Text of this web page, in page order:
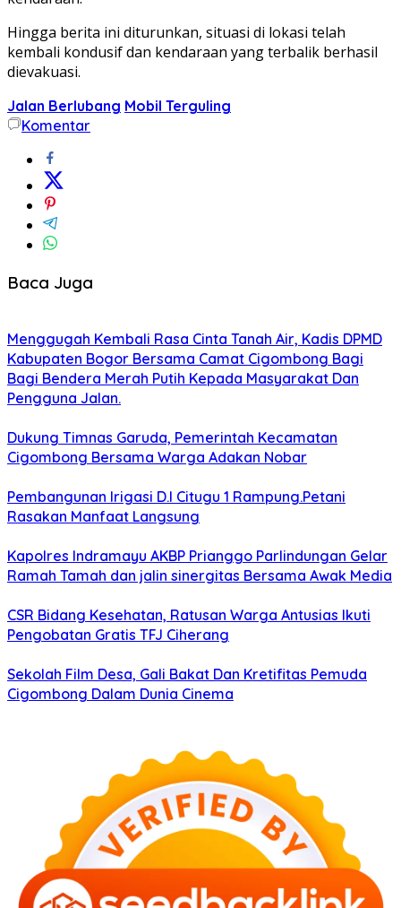
Hingga berita ini diturunkan, situasi di lokasi telah
kembali kondusif dan kendaraan yang terbalik berhasil
dievakuasi.
Jalan Berlubang Mobil Terguling
Komentar
Baca Juga
Menggugah Kembali Rasa Cinta Tanah Air, Kadis DPMD
Kabupaten Bogor Bersama Camat Cigombong Bagi
Bagi Bendera Merah Putih Kepada Masyarakat Dan
Pengguna Jalan.
Dukung Timnas Garuda, Pemerintah Kecamatan
Cigombong Bersama Warga Adakan Nobar
Pembangunan Irigasi D.I Citugu 1 Rampung.Petani
Rasakan Manfaat Langsung
Kapolres Indramayu AKBP Prianggo Parlindungan Gelar
Ramah Tamah dan jalin sinergitas Bersama Awak Media
CSR Bidang Kesehatan, Ratusan Warga Antusias Ikuti
Pengobatan Gratis TFJ Ciherang
Sekolah Film Desa, Gali Bakat Dan Kretifitas Pemuda
Cigombong Dalam Dunia Cinema